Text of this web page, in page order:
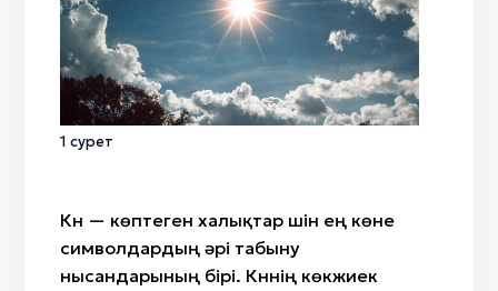
Наурыз
Амал
Қымыз мұрындық
Қызғалдақ
1 сурет
Күн — көптеген халықтар үшін ең көне
символдардың әрі табыну
нысандарының бірі. Күннің көкжиек